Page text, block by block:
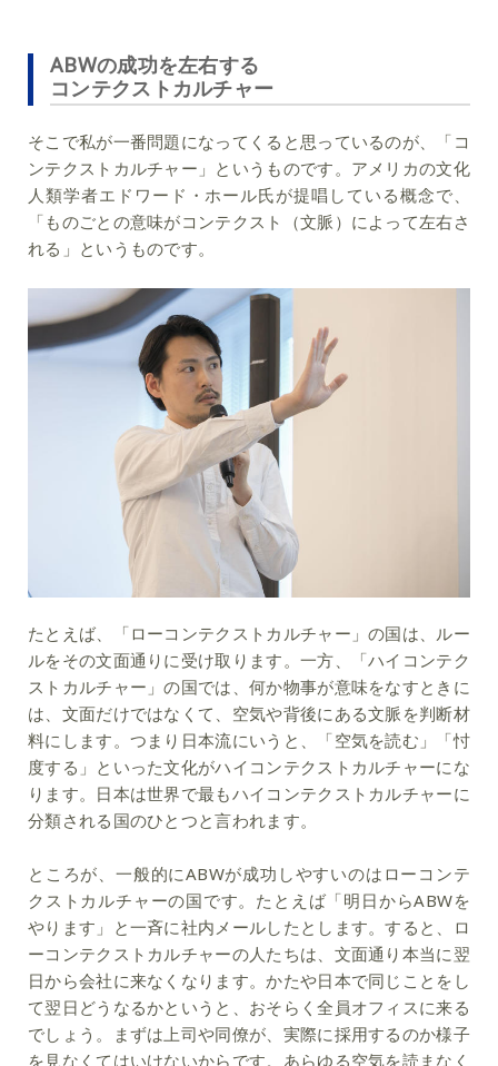
ABWの成功を左右する
コンテクストカルチャー
そこで私が一番問題になってくると思っているのが、「コ
ンテクストカルチャー」というものです。アメリカの文化
人類学者エドワード・ホール氏が提唱している概念で、
「ものごとの意味がコンテクスト（文脈）によって左右さ
れる」というものです。
たとえば、「ローコンテクストカルチャー」の国は、ルー
ルをその文面通りに受け取ります。一方、「ハイコンテク
ストカルチャー」の国では、何か物事が意味をなすときに
は、文面だけではなくて、空気や背後にある文脈を判断材
料にします。つまり日本流にいうと、「空気を読む」「忖
度する」といった文化がハイコンテクストカルチャーにな
ります。日本は世界で最もハイコンテクストカルチャーに
分類される国のひとつと言われます。
ところが、一般的にABWが成功しやすいのはローコンテ
クストカルチャーの国です。たとえば「明日からABWを
やります」と一斉に社内メールしたとします。すると、ロ
ーコンテクストカルチャーの人たちは、文面通り本当に翌
日から会社に来なくなります。かたや日本で同じことをし
て翌日どうなるかというと、おそらく全員オフィスに来る
でしょう。まずは上司や同僚が、実際に採用するのか様子
を見なくてはいけないからです。あらゆる空気を読まなく